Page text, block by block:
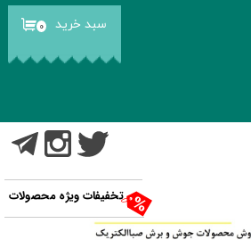
۰ سبد خرید
تخفیفات ویژه محصولات